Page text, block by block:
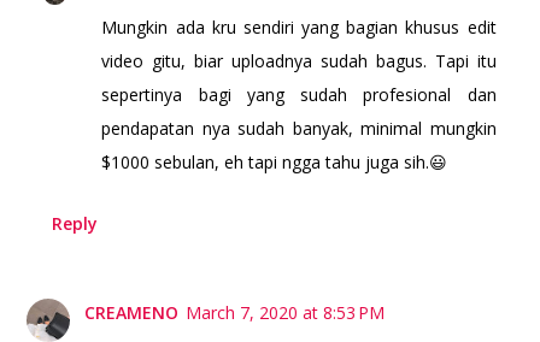
Mungkin ada kru sendiri yang bagian khusus edit
video gitu, biar uploadnya sudah bagus. Tapi itu
sepertinya bagi yang sudah profesional dan
pendapatan nya sudah banyak, minimal mungkin
$1000 sebulan, eh tapi ngga tahu juga sih.😃
Reply
CREAMENO March 7, 2020 at 8:53 PM